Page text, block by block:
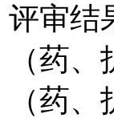
评审结
（药
（药